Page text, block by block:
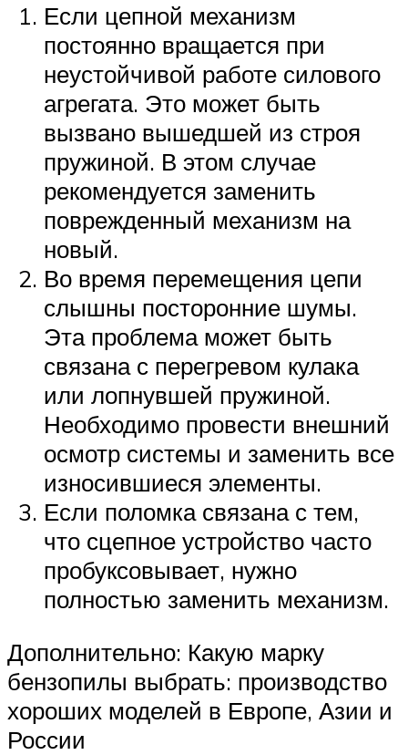
Если цепной механизм
постоянно вращается при
неустойчивой работе силового
агрегата. Это может быть
вызвано вышедшей из строя
пружиной. В этом случае
рекомендуется заменить
поврежденный механизм на
новый.
Во время перемещения цепи
слышны посторонние шумы.
Эта проблема может быть
связана с перегревом кулака
или лопнувшей пружиной.
Необходимо провести внешний
осмотр системы и заменить все
износившиеся элементы.
Если поломка связана с тем,
что сцепное устройство часто
пробуксовывает, нужно
полностью заменить механизм.
Дополнительно: Какую марку
бензопилы выбрать: производство
хороших моделей в Европе, Азии и
России